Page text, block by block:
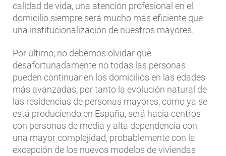
calidad de vida, una atención profesional en el
domicilio siempre será mucho más eficiente que
una institucionalización de nuestros mayores.
Por último, no debemos olvidar que
desafortunadamente no todas las personas
pueden continuar en los domicilios en las edades
más avanzadas, por tanto la evolución natural de
las residencias de personas mayores, como ya se
está produciendo en España, será hacia centros
con personas de media y alta dependencia con
una mayor complejidad, probablemente con la
excepción de los nuevos modelos de viviendas